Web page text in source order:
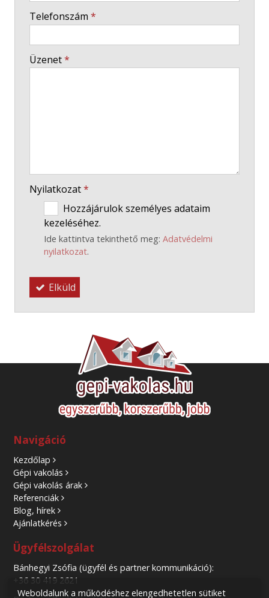
-
Telefonszám *
Üzenet*
Nyilatkozat*
Hozzájárulok személyes adataim
kezeléséhez.
Ide kattintva tekinthető meg: Adatvédelmi
nyilatkozat.
Elküld
Navigáció
Kezdőlap
Gépi vakolás
Gépi vakolás árak
Referenciák
Blog, hírek
Ajánlatkérés
Ügyfélszolgálat
Bánhegyi Zsófia (ügyfél és partner kommunikáció):
+36 30 419 2621
Weboldalunk a működéshez elengedhetetlen sütiket